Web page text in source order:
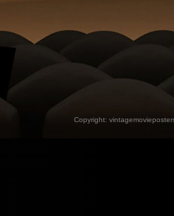
Copyright: